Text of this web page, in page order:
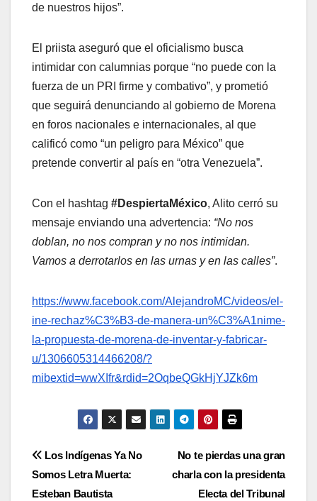
de nuestros hijos”.
El priista aseguró que el oficialismo busca
intimidar con calumnias porque “no puede con la
fuerza de un PRI firme y combativo”, y prometió
que seguirá denunciando al gobierno de Morena
en foros nacionales e internacionales, al que
calificó como “un peligro para México” que
pretende convertir al país en “otra Venezuela”.
Con el hashtag #DespiertaMéxico, Alito cerró su
mensaje enviando una advertencia: “No nos
doblan, no nos compran y no nos intimidan.
Vamos a derrotarlos en las urnas y en las calles”.
https://www.facebook.com/AlejandroMC/videos/el-
ine-rechaz%C3%B3-de-manera-un%C3%A1nime-
la-propuesta-de-morena-de-inventar-y-fabricar-
u/1306605314466208/?
mibextid=wwXIfr&rdid=2OqbeQGkHjYJZk6m
Navegación
de
No te pierdas una gran
charla con la presidenta
Electa del Tribunal
Los Indígenas Ya No
Somos Letra Muerta:
Esteban Bautista